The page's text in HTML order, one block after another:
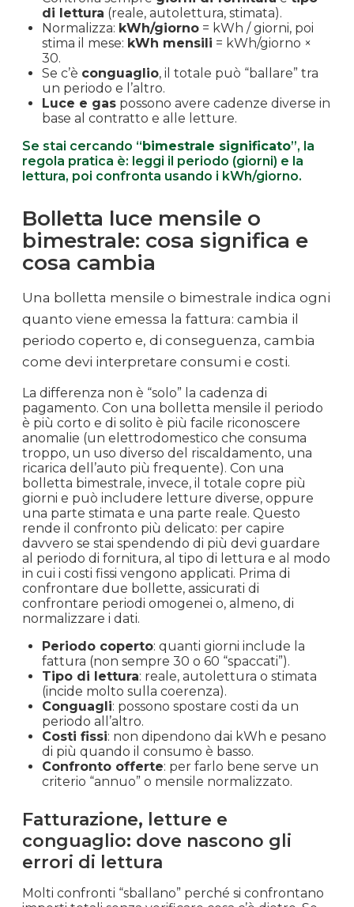
di lettura (reale, autolettura, stimata).
Normalizza: kWh/giorno = kWh / giorni, poi
stima il mese: kWh mensili = kWh/giorno ×
30.
Se c’è conguaglio, il totale può “ballare” tra
un periodo e l’altro.
Luce e gas possono avere cadenze diverse in
base al contratto e alle letture.
Se stai cercando “bimestrale significato”, la
regola pratica è: leggi il periodo (giorni) e la
lettura, poi confronta usando i kWh/giorno.
Bolletta luce mensile o
bimestrale: cosa significa e
cosa cambia
Una bolletta mensile o bimestrale indica ogni
quanto viene emessa la fattura: cambia il
periodo coperto e, di conseguenza, cambia
come devi interpretare consumi e costi.
La differenza non è “solo” la cadenza di
pagamento. Con una bolletta mensile il periodo
è più corto e di solito è più facile riconoscere
anomalie (un elettrodomestico che consuma
troppo, un uso diverso del riscaldamento, una
ricarica dell’auto più frequente). Con una
bolletta bimestrale, invece, il totale copre più
giorni e può includere letture diverse, oppure
una parte stimata e una parte reale. Questo
rende il confronto più delicato: per capire
davvero se stai spendendo di più devi guardare
al periodo di fornitura, al tipo di lettura e al modo
in cui i costi fissi vengono applicati. Prima di
confrontare due bollette, assicurati di
confrontare periodi omogenei o, almeno, di
normalizzare i dati.
Periodo coperto: quanti giorni include la
fattura (non sempre 30 o 60 “spaccati”).
Tipo di lettura: reale, autolettura o stimata
(incide molto sulla coerenza).
Conguagli: possono spostare costi da un
periodo all’altro.
Costi fissi: non dipendono dai kWh e pesano
di più quando il consumo è basso.
Confronto offerte: per farlo bene serve un
criterio “annuo” o mensile normalizzato.
Fatturazione, letture e
conguaglio: dove nascono gli
errori di lettura
Molti confronti “sballano” perché si confrontano